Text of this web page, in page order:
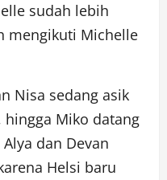
sudah lebih
mengikuti Michelle
Nisa sedang asik
Miko datang
dan Devan
Helsi baru